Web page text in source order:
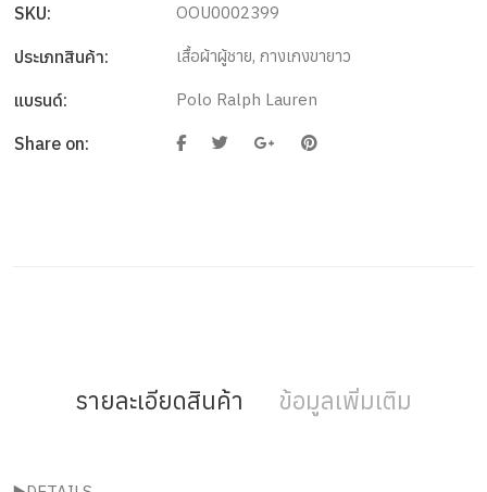
SKU: OOU0002399
ประเภทสินค้า: เสื้อผ้าผู้ชาย, กางเกงขายาว
แบรนด์: Polo Ralph Lauren
Share on:
รายละเอียดสินค้า ข้อมูลเพิ่มเติม